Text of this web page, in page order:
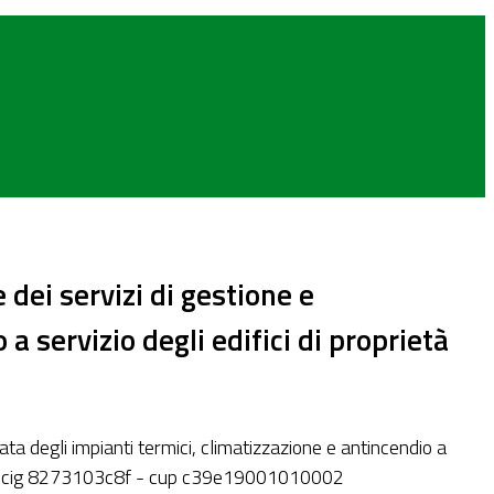
dei servizi di gestione e
servizio degli edifici di proprietà
degli impianti termici, climatizzazione e antincendio a
cig 8273103c8f - cup c39e19001010002